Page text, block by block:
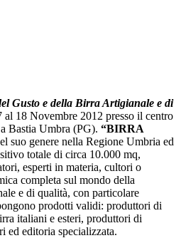
Gusto e della Birra Artigianale e di
al 18 Novembre 2012 presso il centro
Bastia Umbra (PG). “BIRRA
suo genere nella Regione Umbria ed
totale di circa 10.000 mq,
esperti in materia, cultori o
completa sul mondo della
e di qualità, con particolare
prodotti validi: produttori di
italiani e esteri, produttori di
ed editoria specializzata.